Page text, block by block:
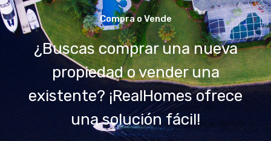
Compra o Vende
¿Buscas comprar una nueva
propiedad o vender una
existente? ¡RealHomes ofrece
una solución fácil!